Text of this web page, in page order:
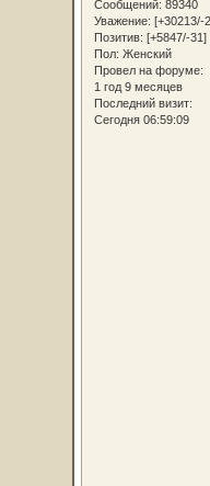
Сообщений: 89340
Уважение: [+30213/-
Позитив: [+5847/-31]
Пол: Женский
Провел на форуме:
1 год 9 месяцев
Последний визит:
Сегодня 06:59:09